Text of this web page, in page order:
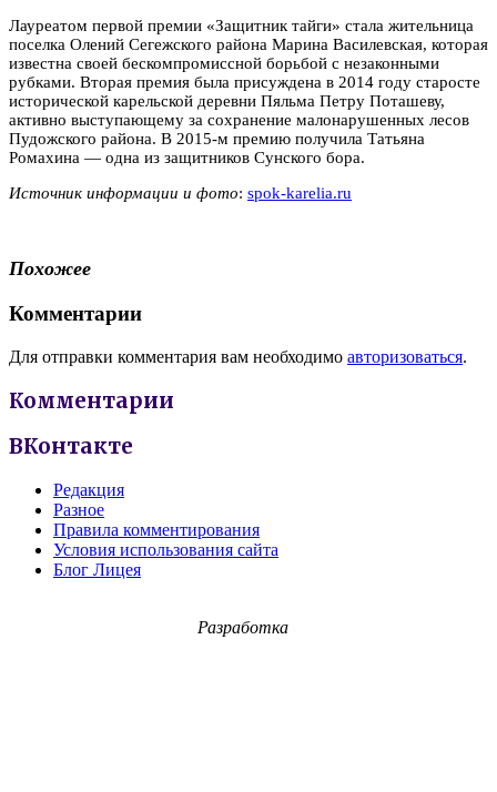
Лауреатом первой премии «Защитник тайги» стала жительница
поселка Олений Сегежского района Марина Василевская, которая
известна своей бескомпромиссной борьбой с незаконными
рубками. Вторая премия была присуждена в 2014 году старосте
исторической карельской деревни Пяльма Петру Поташеву,
активно выступающему за сохранение малонарушенных лесов
Пудожского района. В 2015-м премию получила Татьяна
Ромахина — одна из защитников Сунского бора.
Источник информации и фото: spok-karelia.ru
Похожее
Комментарии
Для отправки комментария вам необходимо авторизоваться.
Комментарии
ВКонтакте
Редакция
Разное
Правила комментирования
Условия использования сайта
Блог Лицея
Разработка